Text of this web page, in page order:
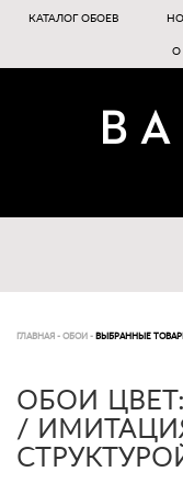
КАТАЛОГ ОБОЕВ
О
ГЛАВНАЯ - ОБОИ - ВЫБРАННЫЕ
ОБОИ
/